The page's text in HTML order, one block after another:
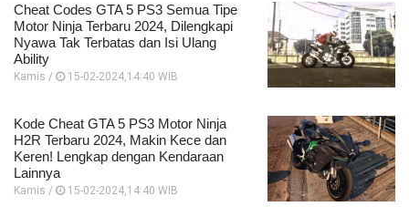
Cheat Codes GTA 5 PS3 Semua Tipe
Motor Ninja Terbaru 2024, Dilengkapi
Nyawa Tak Terbatas dan Isi Ulang
Ability
Kamis / 15-02-2024,14:40 WIB
Kode Cheat GTA 5 PS3 Motor Ninja
H2R Terbaru 2024, Makin Kece dan
Keren! Lengkap dengan Kendaraan
Lainnya
Kamis / 15-02-2024,14:40 WIB